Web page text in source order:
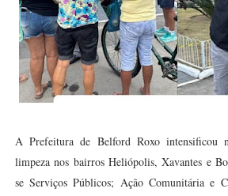
A Prefeitura de Belford Roxo intensificou
limpeza nos bairros Heliópolis, Xavantes e
se Serviços Públicos; Ação Comunitária e